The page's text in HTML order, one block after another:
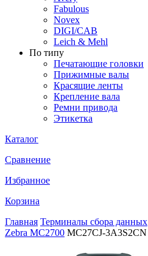
Fabulous
Novex
DIGI/CAB
Leich & Mehl
По типу
Печатающие головки
Прижимные валы
Красящие ленты
Крепление вала
Ремни привода
Этикетка
Каталог
Сравнение
Избранное
Корзина
Главная Терминалы сбора данных
Zebra MC2700 MC27CJ-3A3S2CN